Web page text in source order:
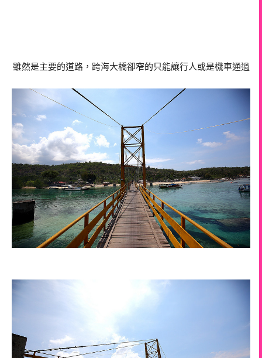
雖然是主要的道路，跨海大橋卻窄的只能讓行人或是機車通過